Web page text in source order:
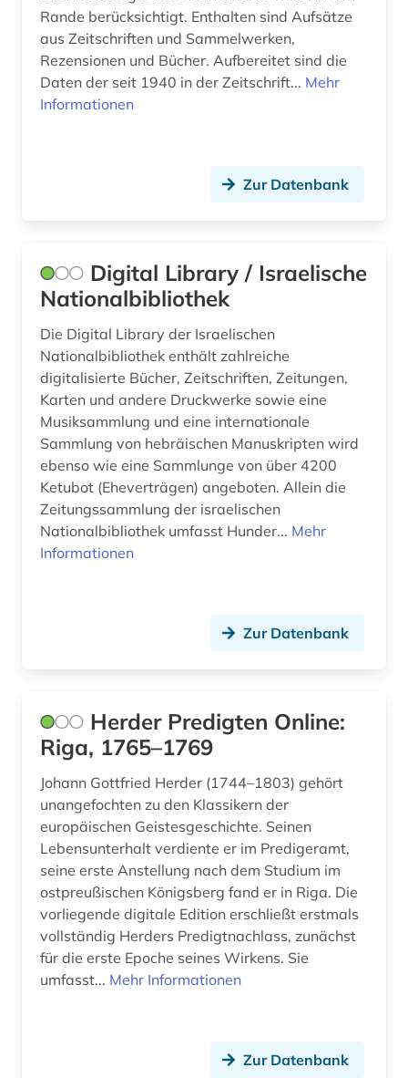
geschichte 800-1500 (1)
geschichte 800-1900 (6)
geschichte anfänge-300 (1)
gesellschaft (3)
gogol (1)
grammatik (2)
griechisch (12)
grimm (4)
dramatiker; publizist; journalist; philologe;
dramaturg; erzähler; schriftsteller; lyriker (1)
handelsnamen (1)
handschrift (4)
hebräisch (2)
hessisches staatsarchiv marburg (1)
hexerei (1)
historische sprachwissenschaft (1)
Rande berücksichtigt. Enthalten sind Aufsätze
aus Zeitschriften und Sammelwerken,
Rezensionen und Bücher. Aufbereitet sind die
Daten der seit 1940 in der Zeitschrift... Mehr
Informationen
Zur Datenbank
Digital Library / Israelische
Nationalbibliothek
Die Digital Library der Israelischen
Nationalbibliothek enthält zahlreiche
digitalisierte Bücher, Zeitschriften, Zeitungen,
Karten und andere Druckwerke sowie eine
Musiksammlung und eine internationale
Sammlung von hebräischen Manuskripten wird
ebenso wie eine Sammlunge von über 4200
Ketubot (Eheverträgen) angeboten. Allein die
Zeitungssammlung der israelischen
Nationalbibliothek umfasst Hunder... Mehr
Informationen
Zur Datenbank
Herder Predigten Online:
Riga, 1765–1769
Johann Gottfried Herder (1744–1803) gehört
unangefochten zu den Klassikern der
europäischen Geistesgeschichte. Seinen
Lebensunterhalt verdiente er im Predigeramt,
seine erste Anstellung nach dem Studium im
ostpreußischen Königsberg fand er in Riga. Die
vorliegende digitale Edition erschließt erstmals
vollständig Herders Predigtnachlass, zunächst
für die erste Epoche seines Wirkens. Sie
umfasst... Mehr Informationen
Zur Datenbank